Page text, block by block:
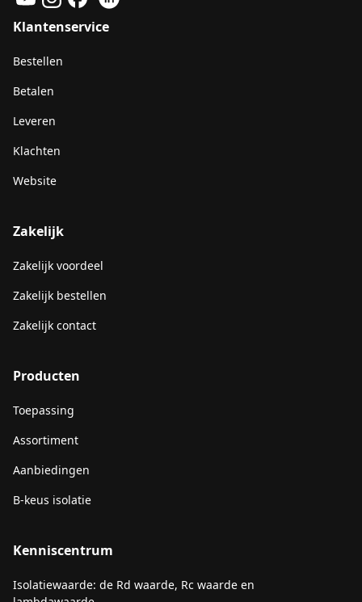
Klantenservice
Bestellen
Betalen
Leveren
Klachten
Website
Zakelijk
Zakelijk voordeel
Zakelijk bestellen
Zakelijk contact
Producten
Toepassing
Assortiment
Aanbiedingen
B-keus isolatie
Kenniscentrum
Isolatiewaarde: de Rd waarde, Rc waarde en